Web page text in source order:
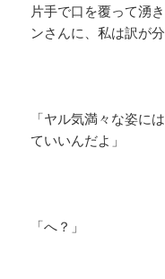
片手で口を覆って湧
ンさんに、私は訳が分
「ヤル気満々な姿に
ていいんだよ」
「へ？」